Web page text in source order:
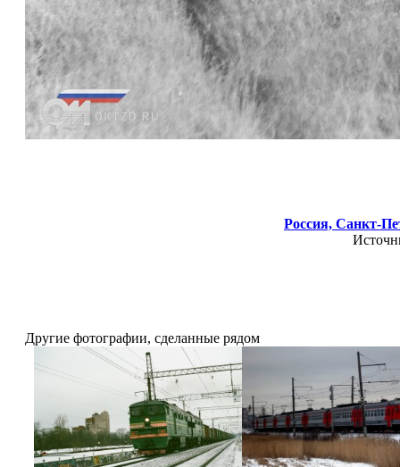
Россия, Санкт-
Другие фотографии, сделанные рядом